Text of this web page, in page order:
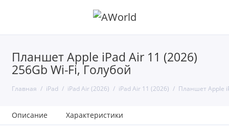
Планшет Apple iPad Air 11 (2026)
256Gb Wi-Fi, Голубой
Главная iPad iPad Air (2026) iPad Air 11 (2026) Планшет Apple
Описание Характеристики